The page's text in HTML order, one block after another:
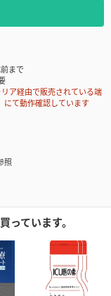
まで
ア経由で販売されている端
にて動作確認しています
照
っています。